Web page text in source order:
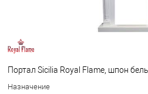
Портал Sicilia Royal Flame, шпон
Назначение